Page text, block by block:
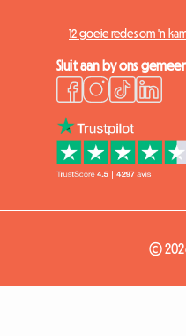
12 goeie redes om 'n
Sluit aan by ons
©